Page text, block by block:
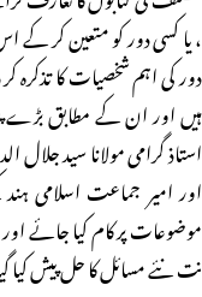
، یا کسی دور کو متعین کر
دور کی اہم شخصیات کا تذکرہ
ہیں اور ان کے مطابق بڑے
استاذ گرامی مولانا سید
اور امیر جماعت اسلامی
موضوعات پر کام کیا جائے
نت نئے مسائل کا حل پیش کیا